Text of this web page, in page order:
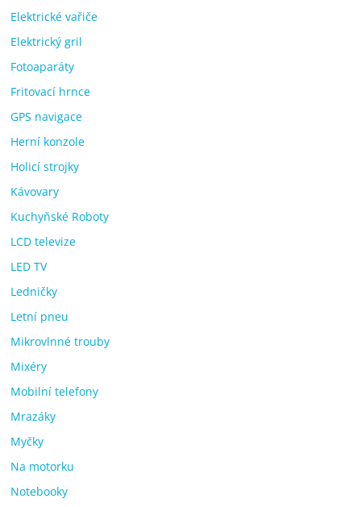
Elektrické vařiče
Elektrický gril
Fotoaparáty
Fritovací hrnce
GPS navigace
Herní konzole
Holicí strojky
Kávovary
Kuchyňské Roboty
LCD televize
LED TV
Ledničky
Letní pneu
Mikrovlnné trouby
Mixéry
Mobilní telefony
Mrazáky
Myčky
Na motorku
Notebooky